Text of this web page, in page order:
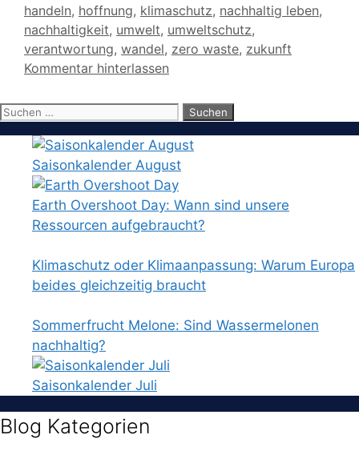
handeln, hoffnung, klimaschutz, nachhaltig leben,
nachhaltigkeit, umwelt, umweltschutz,
verantwortung, wandel, zero waste, zukunft
Kommentar hinterlassen
Suchen
Saisonkalender August
Earth Overshoot Day: Wann sind unsere
Ressourcen aufgebraucht?
Klimaschutz oder Klimaanpassung: Warum Europa
beides gleichzeitig braucht
Sommerfrucht Melone: Sind Wassermelonen
nachhaltig?
Saisonkalender Juli
Blog Kategorien